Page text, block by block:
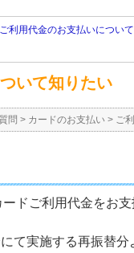
ご利用代金のお支払いについて
いて知りたい
問 > カードのお支払い > ご
ドご利用代金をお
て実施する再振替分